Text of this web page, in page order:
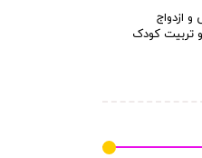
ازدواج
تربیت کودک